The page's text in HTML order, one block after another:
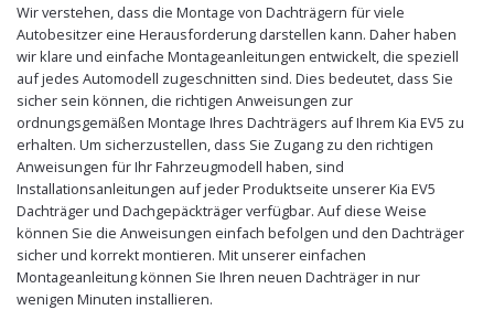
Wir verstehen, dass die Montage von Dachträgern für viele
Autobesitzer eine Herausforderung darstellen kann. Daher haben
wir klare und einfache Montageanleitungen entwickelt, die speziell
auf jedes Automodell zugeschnitten sind. Dies bedeutet, dass Sie
sicher sein können, die richtigen Anweisungen zur
ordnungsgemäßen Montage Ihres Dachträgers auf Ihrem Kia EV5 zu
erhalten. Um sicherzustellen, dass Sie Zugang zu den richtigen
Anweisungen für Ihr Fahrzeugmodell haben, sind
Installationsanleitungen auf jeder Produktseite unserer Kia EV5
Dachträger und Dachgepäckträger verfügbar. Auf diese Weise
können Sie die Anweisungen einfach befolgen und den Dachträger
sicher und korrekt montieren. Mit unserer einfachen
Montageanleitung können Sie Ihren neuen Dachträger in nur
wenigen Minuten installieren.